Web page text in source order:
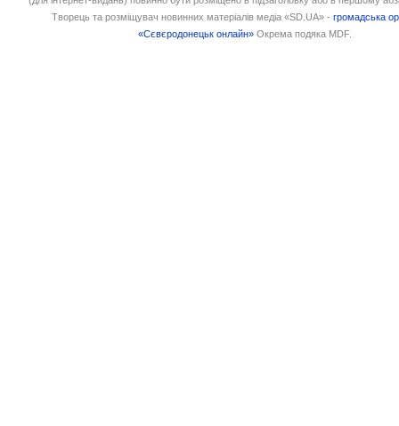
Творець та розміщувач новинних матеріалів медіа «SD.UA» -громадська
«Сєвєродонецьк онлайн» Окрема подяка MDF.